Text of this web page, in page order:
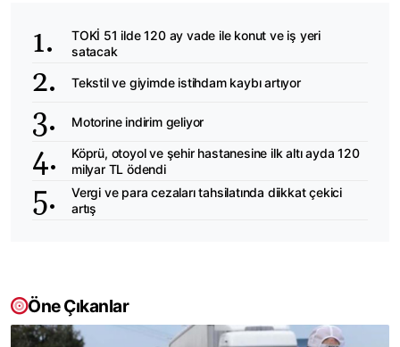
TOKİ 51 ilde 120 ay vade ile konut ve iş yeri
satacak
Tekstil ve giyimde istihdam kaybı artıyor
Motorine indirim geliyor
Köprü, otoyol ve şehir hastanesine ilk altı ayda 120
milyar TL ödendi
Vergi ve para cezaları tahsilatında diikkat çekici
artış
Öne Çıkanlar